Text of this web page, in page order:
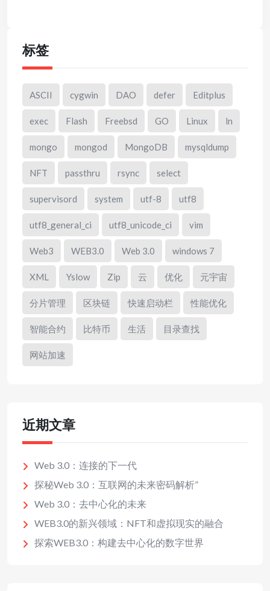
标签
ASCII cygwin DAO defer Editplus
exec Flash Freebsd GO Linux ln
mongo mongod MongoDB mysqldump
NFT passthru rsync select
supervisord system utf-8 utf8
utf8_general_ci utf8_unicode_ci vim
Web3 WEB3.0 Web 3.0 windows 7
XML Yslow Zip 云 优化 元宇宙
分片管理 区块链 快速启动栏 性能优化
智能合约 比特币 生活 目录查找
网站加速
近期文章
Web 3.0：连接的下一代
探秘Web 3.0：互联网的未来密码解析”
Web 3.0：去中心化的未来
WEB3.0的新兴领域：NFT和虚拟现实的融合
探索WEB3.0：构建去中心化的数字世界